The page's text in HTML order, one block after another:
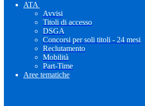
ATA
Avvisi
Titoli di accesso
DSGA
Concorsi per soli titoli - 24 mesi
Reclutamento
Mobilità
Part-Time
Aree tematiche